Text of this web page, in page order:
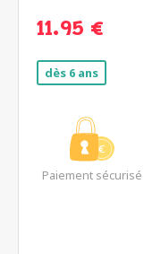
11.95 €
dès 6 ans
Paiement sécurisé